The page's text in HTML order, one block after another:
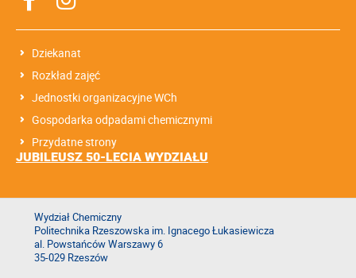
Dziekanat
Rozkład zajęć
Jednostki organizacyjne WCh
Gospodarka odpadami chemicznymi
Przydatne strony
JUBILEUSZ 50-LECIA WYDZIAŁU
Wydział Chemiczny
Politechnika Rzeszowska im. Ignacego Łukasiewicza
al. Powstańców Warszawy 6
35-029 Rzeszów